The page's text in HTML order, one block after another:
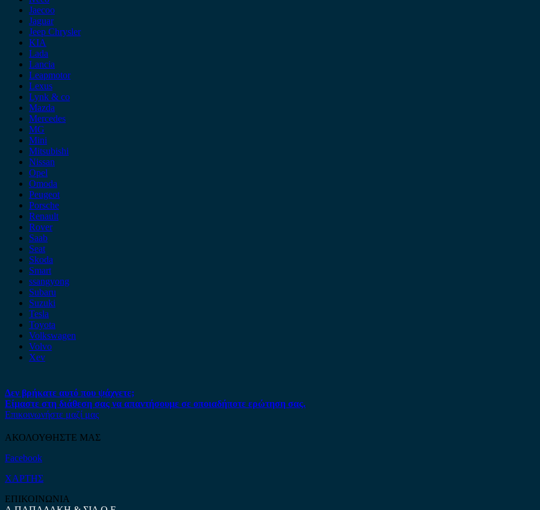
Jaecoo
Jaguar
Jeep Chrysler
KIA
Lada
Lancia
Leapmotor
Lexus
Lynk & co
Mazda
Mercedes
MG
Mini
Mitsubishi
Nissan
Opel
Omoda
Peugeot
Porsche
Renault
Rover
Saab
Seat
Skoda
Smart
ssangyong
Subaru
Suzuki
Tesla
Toyota
Volkswagen
Volvo
Xev
Δεν βρήκατε αυτό που ψάχνετε;
Είμαστε στη διάθεση σας να απαντήσουμε σε οποιαδήποτε ερώτηση σας.
Επικοινωνήστε μαζί μας
ΑΚΟΛΟΥΘΗΣΤΕ ΜΑΣ
Facebook
ΧΑΡΤΗΣ
ΕΠΙΚΟΙΝΩΝΙΑ